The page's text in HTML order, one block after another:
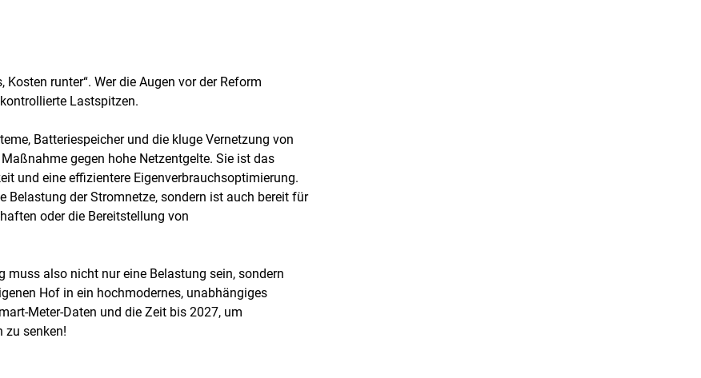
runter“. Wer die Augen vor der Reform
Lastspitzen.
Batteriespeicher und die kluge Vernetzung von
gegen hohe Netzentgelte. Sie ist das
und eine effizientere Eigenverbrauchsoptimierung.
Belastung der Stromnetze, sondern ist auch bereit für
oder die Bereitstellung von
muss also nicht nur eine Belastung sein, sondern
Hof in ein hochmodernes, unabhängiges
Meter-Daten und die Zeit bis 2027, um
zu senken!